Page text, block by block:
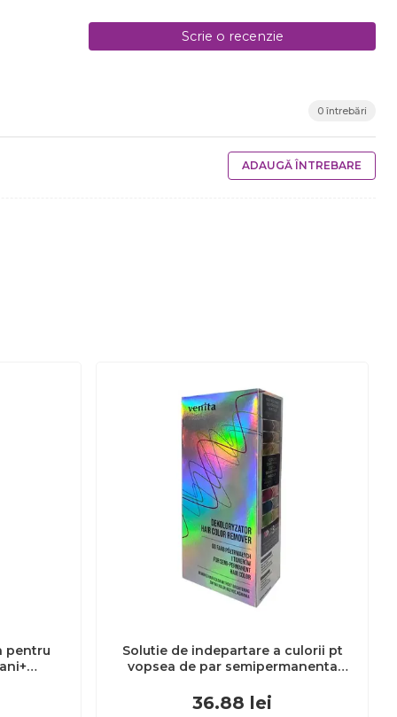
Scrie o recenzie
0 întrebări
ADAUGĂ ÎNTREBARE
pentru
Solutie de indepartare a culorii pt
vopsea de par semipermanenta
ml
36.88 lei